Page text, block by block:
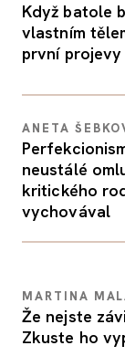
Když batole
vlastním
první
ANETA
neustálé
kritického
vychovával
MARTINA
Že nejste
Zkuste ho